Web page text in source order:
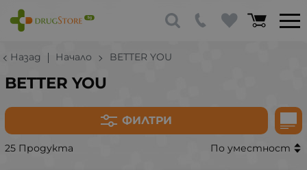
Назад Начало BETTER YOU
BETTER YOU
ФИЛТРИ
25 Продукта По уместност